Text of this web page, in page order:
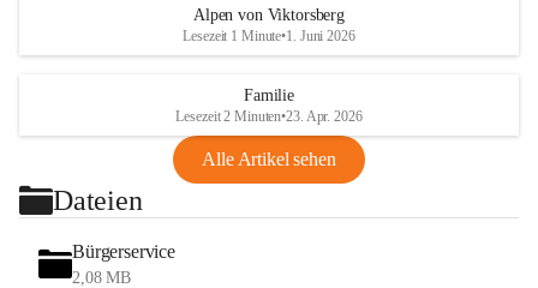
Alpen von Viktorsberg
Lesezeit 1 Minute•1. Juni 2026
Familie
Lesezeit 2 Minuten•23. Apr. 2026
Alle Artikel sehen
Dateien
Bürgerservice
2,08 MB